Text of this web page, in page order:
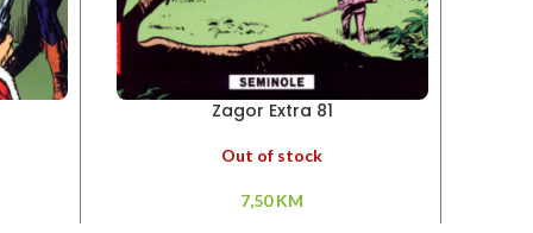
Zagor Extra 81
Out of stock
7,50KM